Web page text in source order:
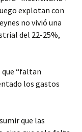
explotan con
no vivió una
del 22-25%,
que “faltan
los gastos
que las